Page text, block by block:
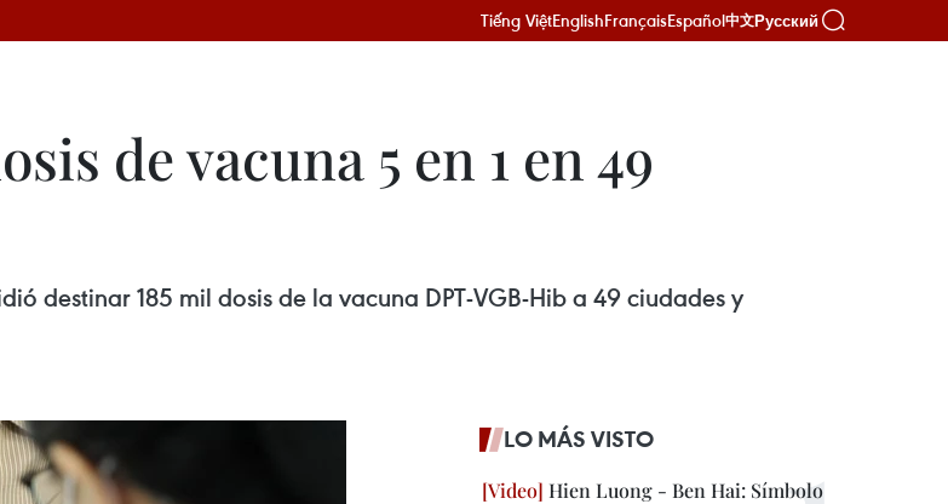
Tiếng ViệtEnglishFrançaisEspañol中文Русский
de vacuna 5 en 1 en 49
destinar 185 mil dosis de la vacuna DPT-VGB-Hib a 49 ciudades y
LO MÁS VISTO
Hien Luong - Ben Hai: Símbolo